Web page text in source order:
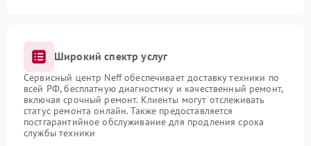
Широкий спектр услуг
Сервисный центр Neff обеспечивает доставку техники по
всей РФ, бесплатную диагностику и качественный ремонт,
включая срочный ремонт. Клиенты могут отслеживать
статус ремонта онлайн. Также предоставляется
постгарантийное обслуживание для продления срока
службы техники